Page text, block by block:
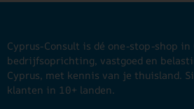
Cyprus-Consult is dé one-stop-shop
bedrijfsoprichting, vastgoed en
Cyprus, met kennis van je thuisland.
klanten in 10+ landen.